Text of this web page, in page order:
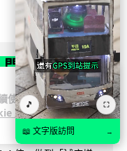
使用
政
市 業績反增
最潮「新鮮
從 1,000 間大幅減至
🎵 ⛶
📖 文字版訪問 →